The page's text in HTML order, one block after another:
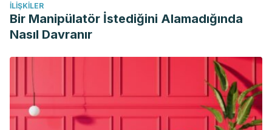
İLIŞKILER
Bir Manipülatör İstediğini Alamadığında
Nasıl Davranır